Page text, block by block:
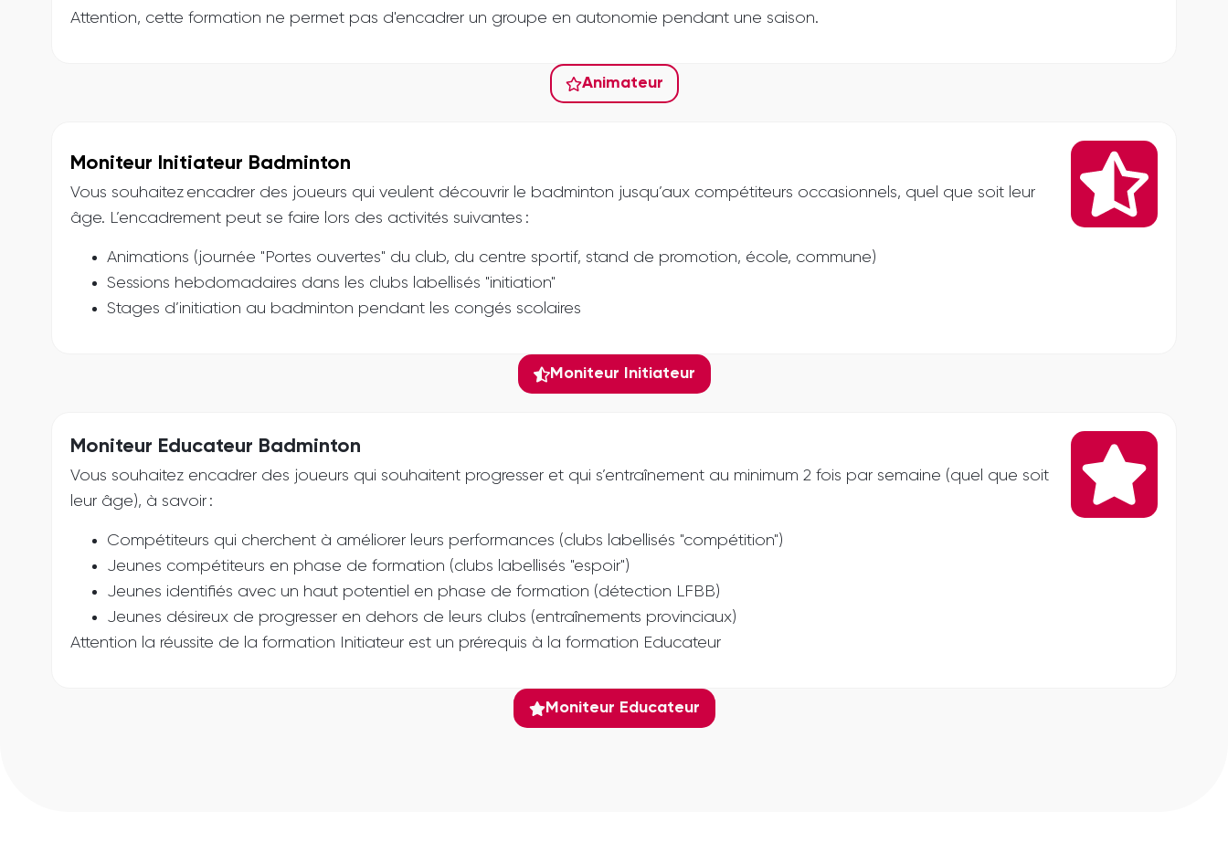
Attention, cette formation ne permet pas d'encadrer un groupe en autonomie pendant une saison.
Animateur
Moniteur Initiateur Badminton
Vous souhaitez encadrer des joueurs qui veulent découvrir le badminton jusqu’aux compétiteurs occasionnels, quel que soit leur
âge. L’encadrement peut se faire lors des activités suivantes :
Animations (journée "Portes ouvertes" du club, du centre sportif, stand de promotion, école, commune)
Sessions hebdomadaires dans les clubs labellisés "initiation"
Stages d’initiation au badminton pendant les congés scolaires
Moniteur Initiateur
Moniteur Educateur Badminton
Vous souhaitez encadrer des joueurs qui souhaitent progresser et qui s’entraînement au minimum 2 fois par semaine (quel que soit
leur âge), à savoir :
Compétiteurs qui cherchent à améliorer leurs performances (clubs labellisés "compétition")
Jeunes compétiteurs en phase de formation (clubs labellisés "espoir")
Jeunes identifiés avec un haut potentiel en phase de formation (détection LFBB)
Jeunes désireux de progresser en dehors de leurs clubs (entraînements provinciaux)
Attention la réussite de la formation Initiateur est un prérequis à la formation Educateur
Moniteur Educateur